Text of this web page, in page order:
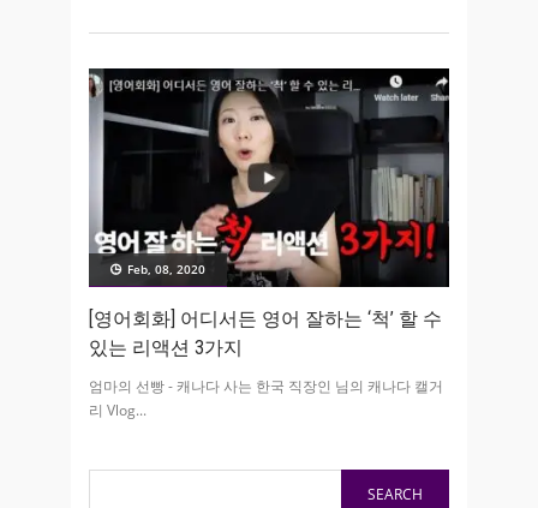
Feb, 08, 2020
[영어회화] 어디서든 영어 잘하는 ‘척’ 할 수
있는 리액션 3가지
엄마의 선빵 - 캐나다 사는 한국 직장인 님의 캐나다 캘거
리 Vlog